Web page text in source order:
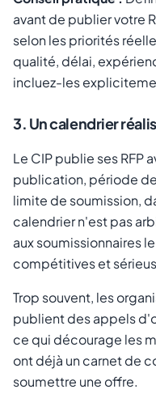
avant de publier votre
selon les priorités
qualité, délai,
incluez-les
3. Un calendrier
Le CIP publie ses RFP
publication, période
limite de soumission,
calendrier n'est pas
aux soumissionnaires
compétitives et
Trop souvent, les
publient des appels
ce qui décourage les
ont déjà un carnet de
soumettre une offre.